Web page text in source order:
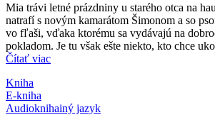
Mia trávi letné prázdniny u starého otca na
natrafí s novým kamarátom Šimonom a so
vo fľaši, vďaka ktorému sa vydávajú na
pokladom. Je tu však ešte niekto, kto chce
Čítať viac
Kniha
E-kniha
Audioknihainý jazyk